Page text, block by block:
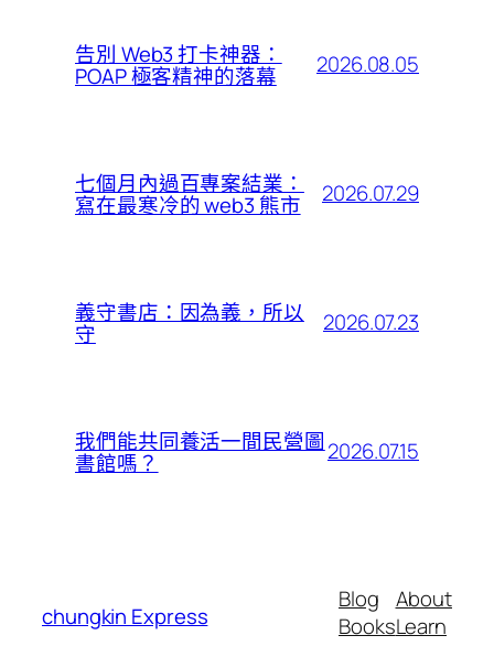
告別 Web3 打卡神器：
POAP 極客精神的落幕 2026.08.05
七個月內過百專案結業：
寫在最寒冷的 web3 熊市 2026.07.29
義守書店：因為義，所以
守 2026.07.23
我們能共同養活一間民營圖
書館嗎？ 2026.07.15
chungkin Express
Blog
Books
About
Learn